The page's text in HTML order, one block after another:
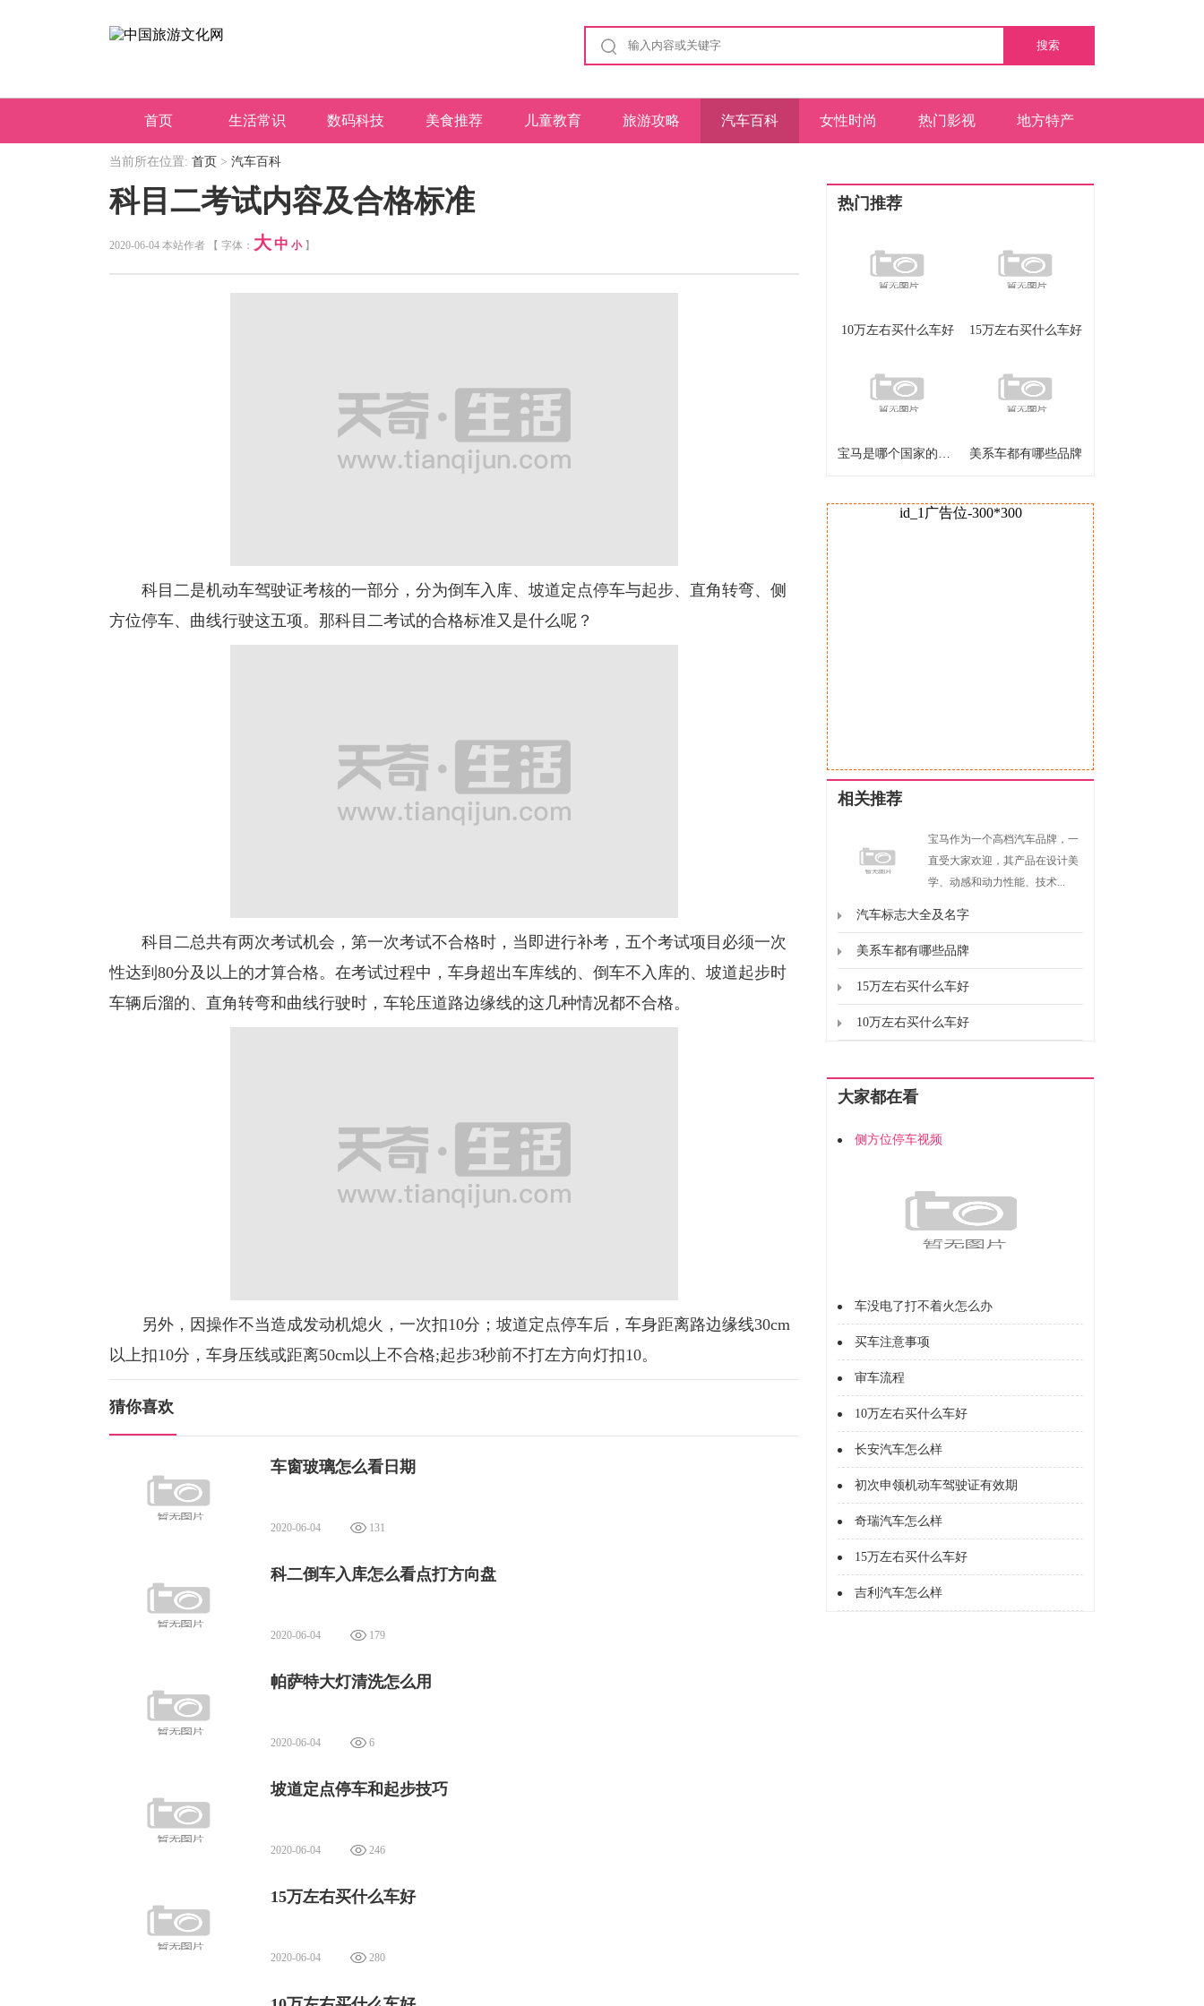
搜索
首页 生活常识 数码科技 美食推荐 儿童教育 旅游攻略 汽车百科 女性时尚 热门影视 地方特产
当前所在位置: 首页 > 汽车百科
科目二考试内容及合格标准
2020-06-04 本站作者 【 字体： 大 中 小】
科目二是机动车驾驶证考核的一部分，分为倒车入库、坡道定点停车与起步、直角转弯、侧
方位停车、曲线行驶这五项。那科目二考试的合格标准又是什么呢？
科目二总共有两次考试机会，第一次考试不合格时，当即进行补考，五个考试项目必须一次
性达到80分及以上的才算合格。在考试过程中，车身超出车库线的、倒车不入库的、坡道起步时
车辆后溜的、直角转弯和曲线行驶时，车轮压道路边缘线的这几种情况都不合格。
另外，因操作不当造成发动机熄火，一次扣10分；坡道定点停车后，车身距离路边缘线30cm
以上扣10分，车身压线或距离50cm以上不合格;起步3秒前不打左方向灯扣10。
猜你喜欢
车窗玻璃怎么看日期
2020-06-04 131
科二倒车入库怎么看点打方向盘
2020-06-04 179
帕萨特大灯清洗怎么用
2020-06-04 6
坡道定点停车和起步技巧
2020-06-04 246
15万左右买什么车好
2020-06-04 280
热门推荐
10万左右买什么车好 15万左右买什么车好
宝马是哪个国家的品牌 美系车都有哪些品牌
id_1广告位-300*300
相关推荐
宝马作为一个高档汽车品牌，一
直受大家欢迎，其产品在设计美
学、动感和动力性能、技术...
汽车标志大全及名字
美系车都有哪些品牌
15万左右买什么车好
10万左右买什么车好
大家都在看
侧方位停车视频
车没电了打不着火怎么办
买车注意事项
审车流程
10万左右买什么车好
长安汽车怎么样
初次申领机动车驾驶证有效期
奇瑞汽车怎么样
15万左右买什么车好
吉利汽车怎么样